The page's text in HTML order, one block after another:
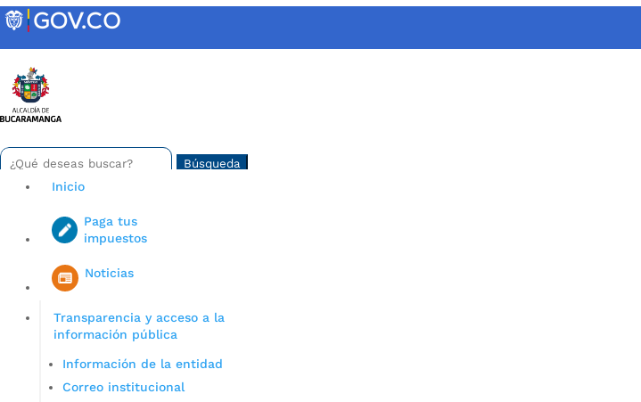
Skip
to
Buscar:
Search
for...
Iniciar sesión en gov co
Inicio
Paga tus
impuestos
Noticias
Transparencia y acceso a la
información pública
Información de la entidad
Correo institucional